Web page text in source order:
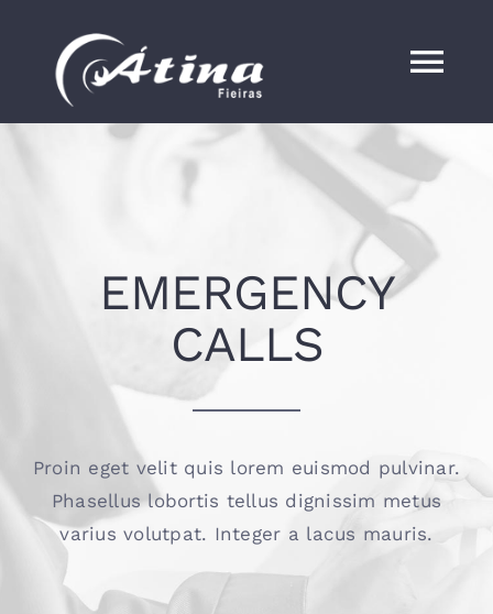
content
EMERGENCY
CALLS
Proin eget velit quis lorem euismod pulvinar.
Phasellus lobortis tellus dignissim metus
varius volutpat. Integer a lacus mauris.